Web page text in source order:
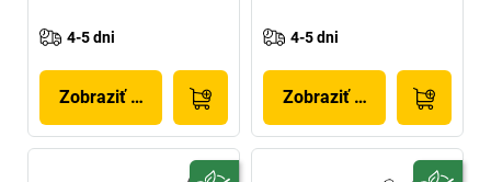
4-5 dni
Zobraziť produkt
4-5 dni
Zobraziť produkt